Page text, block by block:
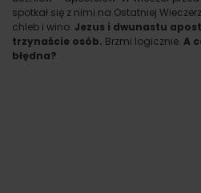
spotkał się z nimi na Ostatniej
chleb i wino. Jezus i dwunastu
trzynaście osób. Brzmi logicznie. A
błędna?